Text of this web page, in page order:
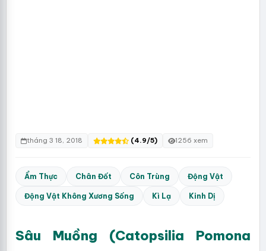
tháng 3 18, 2018 (4.9/5) 1256 xem
Ẩm Thực Chân Đốt Côn Trùng Động Vật
Động Vật Không Xương Sống Kì Lạ Kinh Dị
Sâu Muồng (Catopsilia Pomona